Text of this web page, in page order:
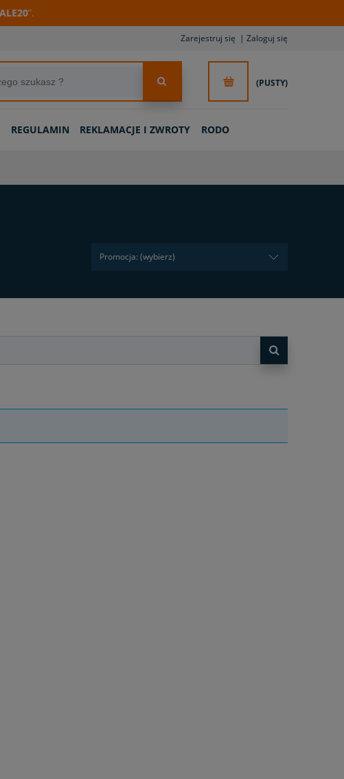
”.
Zarejestruj się Zaloguj się
(PUSTY)
REGULAMIN REKLAMACJE I ZWROTY RODO
Promocja: (wybierz)